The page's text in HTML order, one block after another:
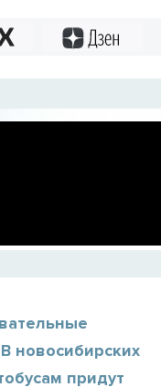
новосибирских
придут